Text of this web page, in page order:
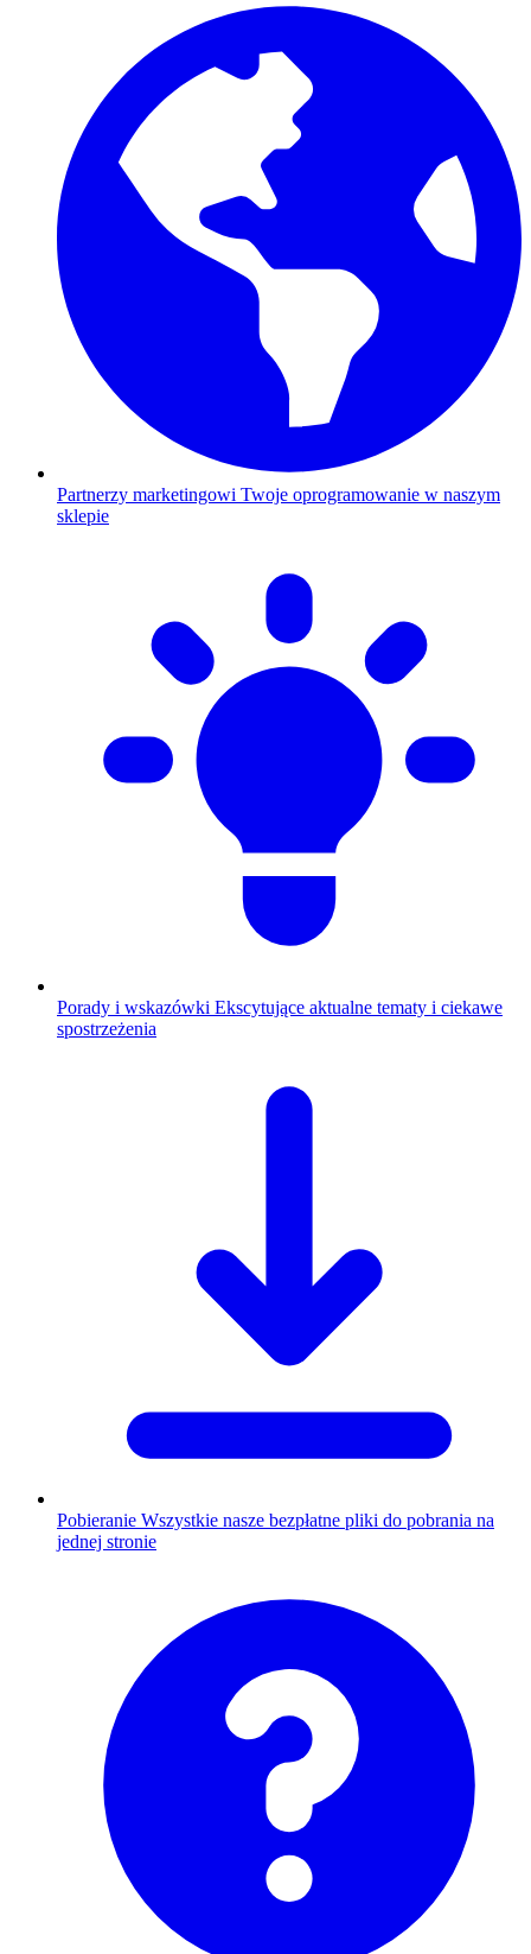
Partnerzy marketingowi Twoje oprogramowanie w naszym
sklepie
Porady i wskazówki Ekscytujące aktualne tematy i ciekawe
spostrzeżenia
Pobieranie Wszystkie nasze bezpłatne pliki do pobrania na
jednej stronie